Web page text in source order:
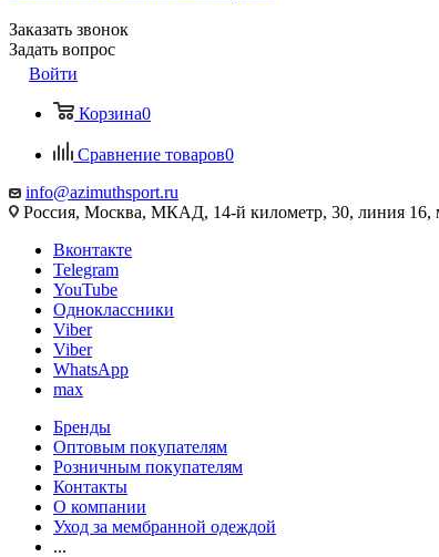
Заказать звонок
Задать вопрос
Войти
Корзина0
Сравнение товаров0
info@azimuthsport.ru
Россия, Москва, МКАД, 14-й километр, 30, линия 16,
Вконтакте
Telegram
YouTube
Одноклассники
Viber
Viber
WhatsApp
max
Бренды
Оптовым покупателям
Розничным покупателям
Контакты
О компании
Уход за мембранной одеждой
...